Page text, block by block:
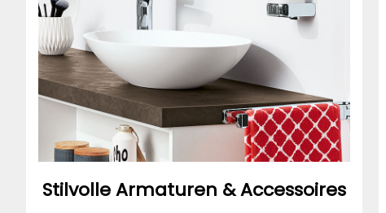
Stilvolle Armaturen & Accessoires